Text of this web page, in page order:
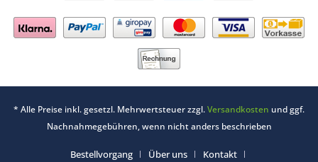
* Alle Preise inkl. gesetzl. Mehrwertsteuer zzgl.Versandkosten und ggf.
Nachnahmegebühren, wenn nicht anders beschrieben
Bestellvorgang Über uns
Kontakt